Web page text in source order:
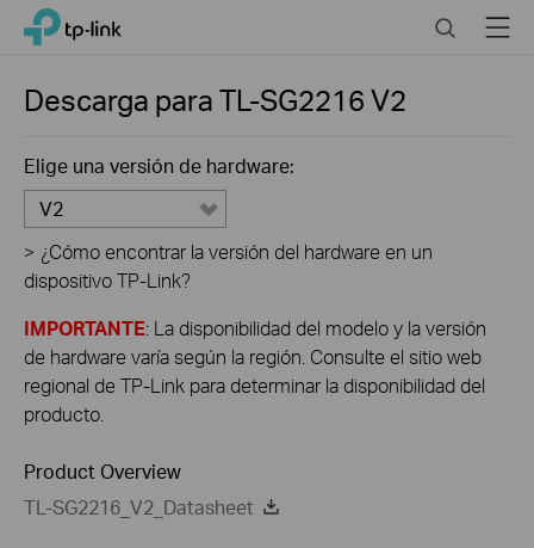
Click
navigation
TP-Link, Reliably Smart SearchMenu
Descarga paraTL-SG2216V2
Elige una versión de hardware:
V2
> ¿Cómo encontrar la versión del hardware en un
dispositivo TP-Link?
IMPORTANTE: La disponibilidad del modelo y la versión
de hardware varía según la región. Consulte el sitio web
regional de TP-Link para determinar la disponibilidad del
producto.
Product Overview
TL-SG2216_V2_Datasheet